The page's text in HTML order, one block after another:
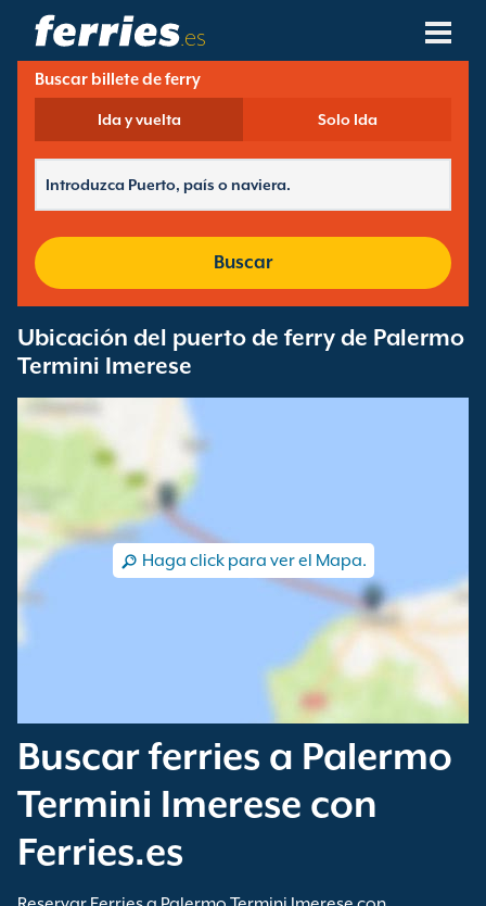
.es
Compañías Navieras
Destinos De Ferries
Puertos De Ferry
Buscar billete de ferry
Ida y vuelta Solo Ida
Buscar
Ubicación del puerto de ferry de Palermo
Termini Imerese
Haga click para ver el Mapa.
Buscar ferries a Palermo
Termini Imerese con
Ferries.es